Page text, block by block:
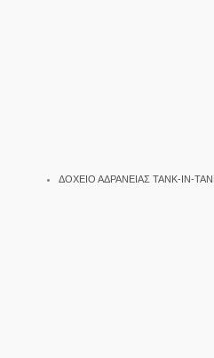
ΔΟΧΕΙΟ ΑΔΡΑΝΕΙΑΣ TANK-IN-